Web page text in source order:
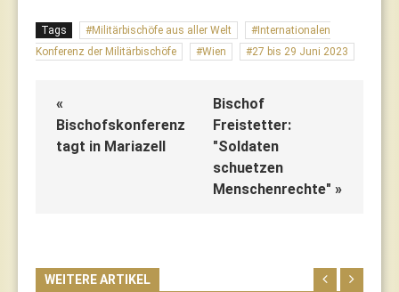
Tags Militärbischöfe aus aller Welt
Internationalen
Konferenz der Militärbischöfe
Wien 27 bis 29 Juni 2023
«
Bischofskonferenz
tagt in Mariazell
Bischof
Freistetter:
"Soldaten
schuetzen
Menschenrechte" »
WEITERE ARTIKEL